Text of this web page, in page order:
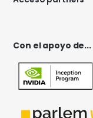
Con el apoyo de...